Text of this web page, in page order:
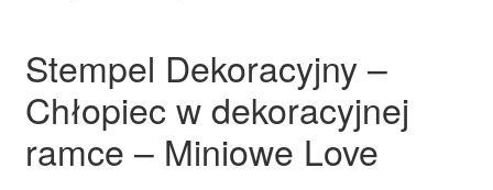
Stempel Dekoracyjny –
Chłopiec w dekoracyjnej
ramce – Miniowe Love